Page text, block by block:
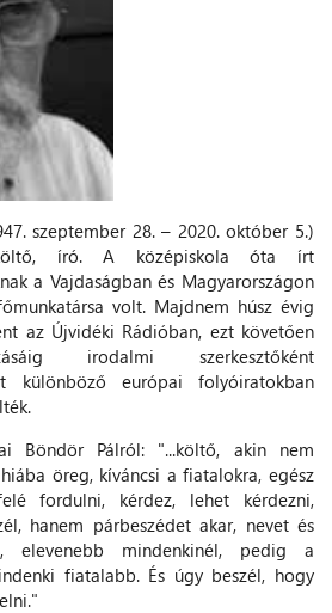
szeptember 28. – 2020. október 5.)
író. A középiskola óta írt
a Vajdaságban és Magyarországon
volt. Majdnem húsz évig
az Újvidéki Rádióban, ezt követően
irodalmi szerkesztőként
különböző európai folyóiratokban
Böndör Pálról: "...költő, akin nem
öreg, kíváncsi a fiatalokra, egész
fordulni, kérdez, lehet kérdezni,
hanem párbeszédet akar, nevet és
elevenebb mindenkinél, pedig a
fiatalabb. És úgy beszél, hogy